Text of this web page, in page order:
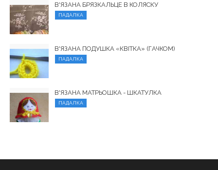
В'ЯЗАНА БРЯЗКАЛЬЦЕ В КОЛЯСКУ
ПАДАЛКА
В'ЯЗАНА ПОДУШКА «КВІТКА» (ГАЧКОМ)
ПАДАЛКА
В'ЯЗАНА МАТРЬОШКА - ШКАТУЛКА
ПАДАЛКА